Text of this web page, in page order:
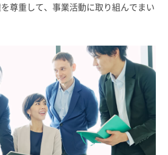
尊重して、事業活動に取り組んでまい